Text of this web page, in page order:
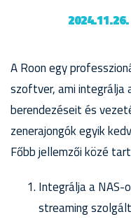
2024.11.26.
A Roon egy
szoftver, ami integrálja
berendezéseit és
zenerajongók egyik
Főbb jellemzői közé
Integrálja a NAS-
streaming